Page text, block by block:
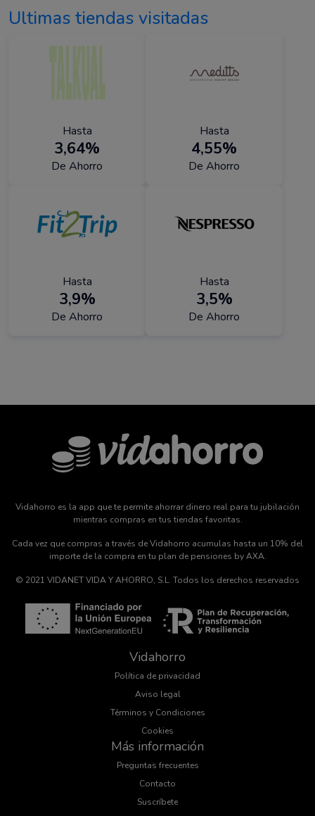
Ultimas tiendas visitadas
Hasta
3,64%
De Ahorro
Hasta
4,55%
De Ahorro
Hasta
3,9%
De Ahorro
Hasta
3,5%
De Ahorro
Vidahorro es la app que te permite ahorrar dinero real para tu jubilación
mientras compras en tus tiendas favoritas.
Cada vez que compras a través de Vidahorro acumulas hasta un 10% del
importe de la compra en tu plan de pensiones by AXA.
© 2021 VIDANET VIDA Y AHORRO, S.L. Todos los derechos reservados
Vidahorro
Política de privacidad
Aviso legal
Términos y Condiciones
Cookies
Más información
Preguntas frecuentes
Contacto
Suscríbete